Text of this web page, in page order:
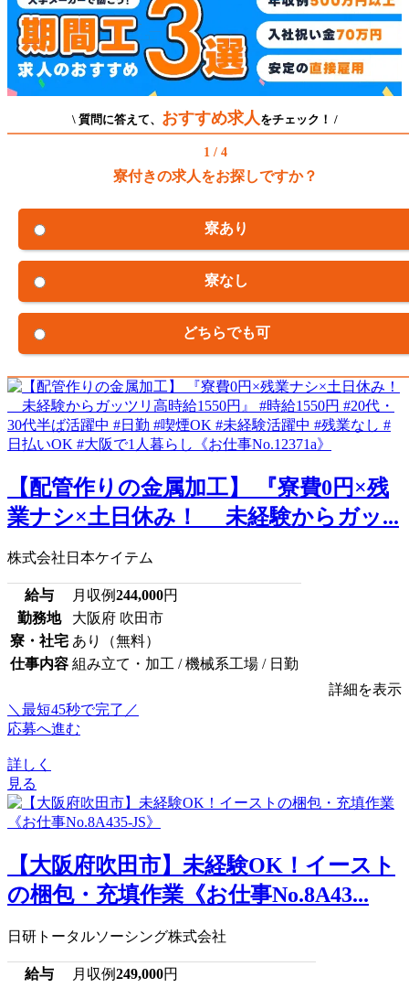
\ 質問に答えて、 おすすめ求人 をチェック！ /
1 / 4
寮付きの求人をお探しですか？
寮あり
寮なし
どちらでも可
【配管作りの金属加工】 『寮費0円×残
業ナシ×土日休み！ 未経験からガッ...
株式会社日本ケイテム
給与 月収例244,000円
勤務地
大阪府 吹田市
寮・社宅 あり（無料）
仕事内容 組み立て・加工 / 機械系工場 / 日勤
詳細を表示
＼最短45秒で完了／
応募へ進む
詳しく
見る
【大阪府吹田市】未経験OK！イースト
の梱包・充填作業《お仕事No.8A43...
日研トータルソーシング株式会社
給与 月収例249,000円